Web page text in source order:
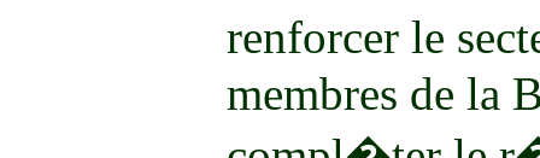
renforcer le
membres de la